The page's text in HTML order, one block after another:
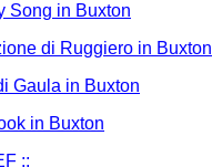
Song in Buxton
di Ruggiero in Buxton
Gaula in Buxton
in Buxton
::